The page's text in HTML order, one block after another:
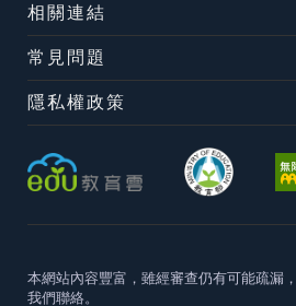
相關連結
常見問題
隱私權政策
本網站內容豐富，雖經審查仍有可能疏漏，
我們聯絡。